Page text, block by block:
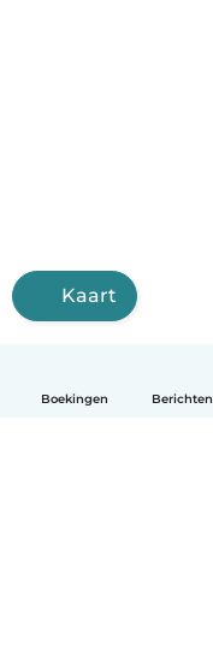
Boekingen Berichten
Kaart